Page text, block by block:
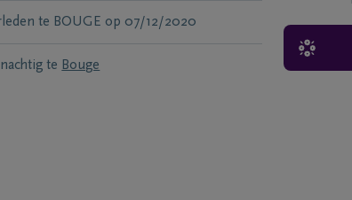
te BOUGE op 07/12/2020
te Bouge